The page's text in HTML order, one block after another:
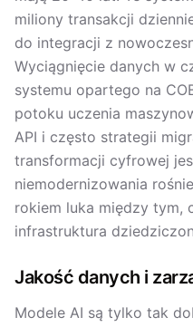
miliony transakcji
do integracji z
Wyciągnięcie danych w
systemu opartego na
potoku uczenia
API i często strategii
transformacji cyfrowej
niemodernizowania
rokiem luka między tym,
infrastruktura
Jakość danych i
Modele AI są tylko tak